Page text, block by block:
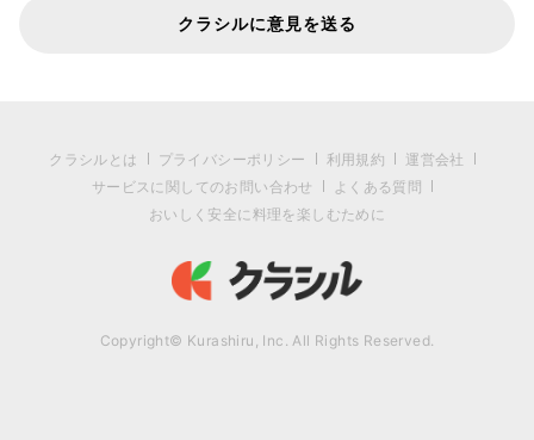
クラシルに意見を送る
クラシルとは プライバシーポリシー 利用規約
運営会社
サービスに関してのお問い合わせ
よくある質問
おいしく安全に料理を楽しむために
Copyright© Kurashiru, Inc. All Rights Reserved.